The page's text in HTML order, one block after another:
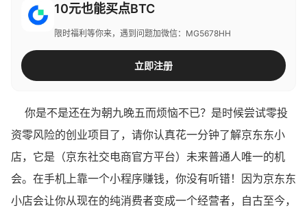
10元也能买点BTC
限时福利等你来，遇到问题加微信：MG5678HH
立即注册
你是不是还在为朝九晚五而烦恼不已？是时候尝试零投
资零风险的创业项目了，请你认真花一分钟了解京东东小
店，它是（京东社交电商官方平台）未来普通人唯一的机
会。在手机上靠一个小程序赚钱，你没有听错！因为京东东
小店会让你从现在的纯消费者变成一个经营者，自古至今，